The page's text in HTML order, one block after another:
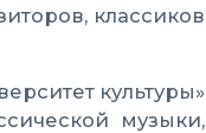
классиков
музыки,